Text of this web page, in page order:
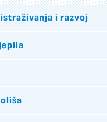
istraživanja i razvoj